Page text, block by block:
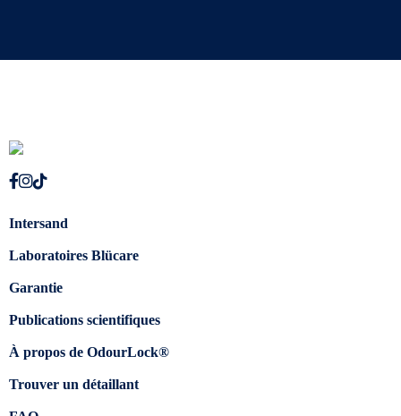
Intersand
Laboratoires Blücare
Garantie
Publications scientifiques
À propos de OdourLock®
Trouver un détaillant